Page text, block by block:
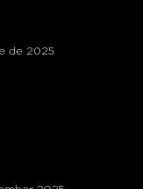
de 2025